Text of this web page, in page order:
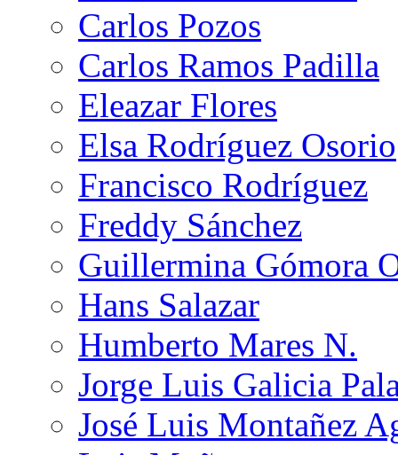
Carlos Pozos
Carlos Ramos Padilla
Eleazar Flores
Elsa Rodríguez Osorio
Francisco Rodríguez
Freddy Sánchez
Guillermina Gómora
Hans Salazar
Humberto Mares N.
Jorge Luis Galicia
José Luis Montañez